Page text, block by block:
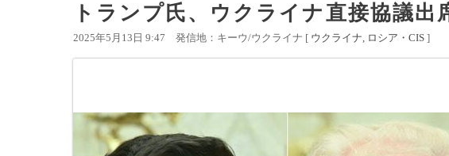
トランプ氏、ウクライナ直接協議
2025年5月13日 9:47 発信地：キーウ/ウクライナ [ ウクライナ ロシア・CIS ]